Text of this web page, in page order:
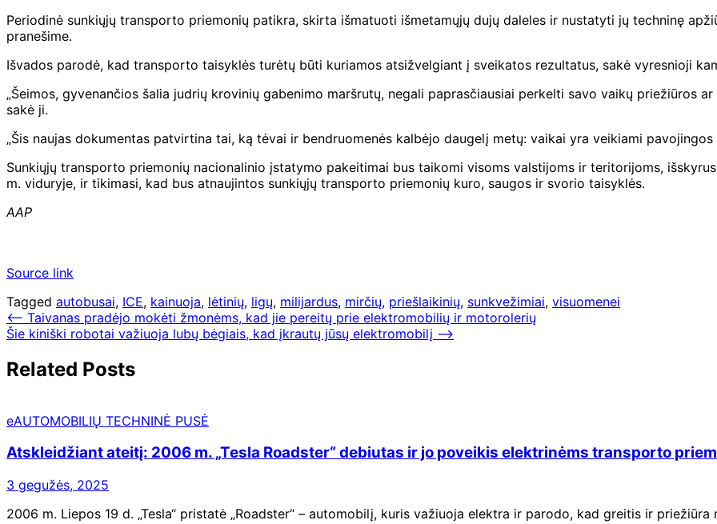
Periodinė sunkiųjų transporto priemonių patikra, skirta išmatuoti išmetamųjų dujų daleles ir nustatyti jų techninę
pranešime.
Išvados parodė, kad transporto taisyklės turėtų būti kuriamos atsižvelgiant į sveikatos rezultatus, sakė vyresnioji
„Šeimos, gyvenančios šalia judrių krovinių gabenimo maršrutų, negali paprasčiausiai perkelti savo vaikų priežiūros
sakė ji.
„Šis naujas dokumentas patvirtina tai, ką tėvai ir bendruomenės kalbėjo daugelį metų: vaikai yra veikiami
Sunkiųjų transporto priemonių nacionalinio įstatymo pakeitimai bus taikomi visoms valstijoms ir teritorijoms,
m. viduryje, ir tikimasi, kad bus atnaujintos sunkiųjų transporto priemonių kuro, saugos ir svorio taisyklės.
AAP
Source link
Tagged autobusai, ICE, kainuoja, lėtinių, ligų, milijardus, mirčių, priešlaikinių, sunkvežimiai, visuomenei
Navigacija
tarp
įrašų
⟵ Taivanas pradėjo mokėti žmonėms, kad jie pereitų prie elektromobilių ir motorolerių
Šie kiniški robotai važiuoja lubų bėgiais, kad įkrautų jūsų elektromobilį ⟶
Related Posts
eAUTOMOBILIŲ TECHNINĖ PUSĖ
Atskleidžiant ateitį: 2006 m. „Tesla Roadster“ debiutas ir jo poveikis elektrinėms transporto
3 gegužės, 2025
2006 m. Liepos 19 d. „Tesla“ pristatė „Roadster“ – automobilį, kuris važiuoja elektra ir parodo, kad greitis ir priežiūra